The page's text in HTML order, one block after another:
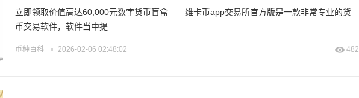
立即领取价值高达60,000元数字货币盲盒 维卡币app交易所官方版是一款非常专业的货
币交易软件，软件当中提
币种百科 2026-02-06 02:48:02 482